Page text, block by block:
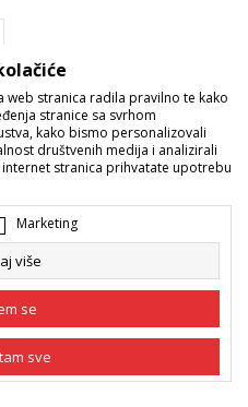
u opisu proizvoda, prikazu slika i
da su sve informacije kompletne
na sajtu su dio naše ponude i ne
stranica radila pravilno te kako
stranice sa svrhom
kako bismo personalizovali
društvenih medija i analizirali
stranica prihvatate upotrebu
Marketing
više
se
sve